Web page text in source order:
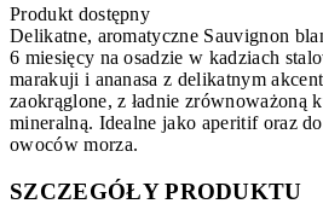
Produkt dostępny
Delikatne, aromatyczne Sauvignon
6 miesięcy na osadzie w kadziach
marakuji i ananasa z delikatnym
zaokrąglone, z ładnie zrównoważoną
mineralną. Idealne jako aperitif oraz
owoców morza.
SZCZEGÓŁY PRODUKTU